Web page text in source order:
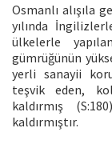
Osmanlı alışıla
yılında
ülkelerle
gümrüğünün
yerli sanayii
teşvik eden,
kaldırmış
kaldırmıştır.